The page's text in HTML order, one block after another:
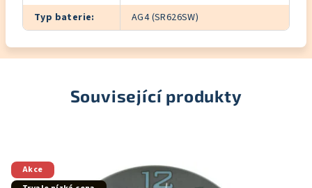
Typ baterie: AG4 (SR626SW)
Související produkty
Akce